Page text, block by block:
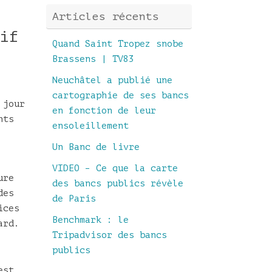
jour
Articles récents
Quand Saint Tropez snobe
Brassens | TV83
Neuchâtel a publié une
cartographie de ses bancs
en fonction de leur
ensoleillement
Un Banc de livre
VIDEO – Ce que la carte
des bancs publics révèle
de Paris
Benchmark : le
Tripadvisor des bancs
publics